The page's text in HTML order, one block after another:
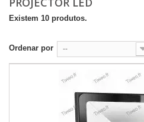
Existem 10 produtos.
Ordenar por --